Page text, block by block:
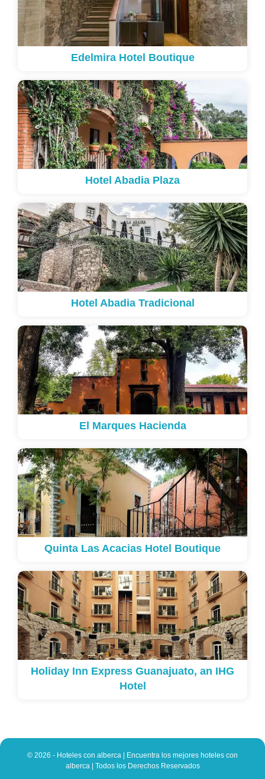
Edelmira Hotel Boutique
Hotel Abadia Plaza
Hotel Abadia Tradicional
El Marques Hacienda
Quinta Las Acacias Hotel Boutique
Holiday Inn Express Guanajuato, an IHG
Hotel
© 2026 - Hoteles con alberca | Encuentra los mejores hoteles con
alberca | Todos los Derechos Reservados